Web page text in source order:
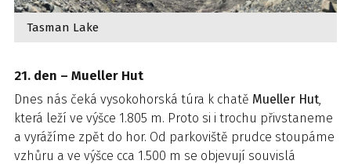
Tasman Lake
21. den – Mueller Hut
Dnes nás čeká vysokohorská túra k chatě Mueller Hut
která leží ve výšce 1.805 m. Proto si i trochu přivstaneme
a vyrážíme zpět do hor. Od parkoviště prudce stoupáme
vzhůru a ve výšce cca 1.500 m se objevují souvislá